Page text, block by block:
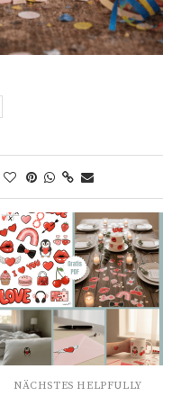
NÄCHSTES HELPFULLY